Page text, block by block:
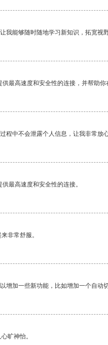
我能够随时随地学习新知识，拓宽视野
最高速度和安全性的连接，并帮助你
程中不会泄露个人信息，让我非常放心
最高速度和安全性的连接。
非常舒服。
增加一些新功能，比如增加一个自动
旷神怡。